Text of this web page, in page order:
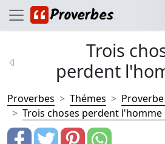
Trois
perdent
Proverbes Thémes
Trois choses perdent l'homme